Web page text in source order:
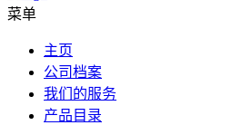
菜单
主页
公司档案
我们的服务
产品目录